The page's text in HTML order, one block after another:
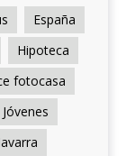
España
Hipoteca
fotocasa
Jóvenes